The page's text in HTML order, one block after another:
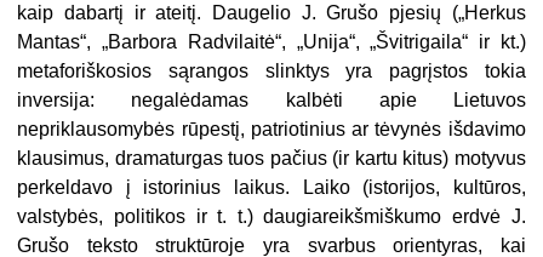
kaip dabartį ir ateitį. Daugelio J. Grušo pjesių („Herkus
Mantas“, „Barbora Radvilaitė“, „Unija“, „Švitrigaila“ ir kt.)
metaforiškosios sąrangos slinktys yra pagrįstos tokia
inversija: negalė­damas kalbėti apie Lietuvos
nepriklausomybės rūpestį, patriotinius ar tėvynės išdavimo
klausimus, dramaturgas tuos pačius (ir kartu kitus) motyvus
perkeldavo į istorinius laikus. Laiko (istorijos, kultūros,
valsty­bės, politikos ir t. t.) daugiareikšmiškumo erdvė J.
Grušo teksto struk­tūroje yra svarbus orientyras, kai